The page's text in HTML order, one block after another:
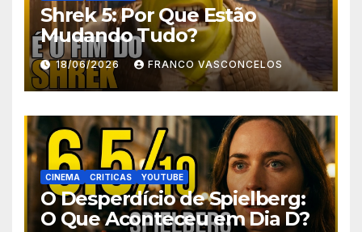
Shrek 5: Por Que Estão
Mudando Tudo?
18/06/2026 FRANCO VASCONCELOS
CINEMA CRITICAS YOUTUBE
O Desperdício de Spielberg:
O Que Aconteceu em Dia D?